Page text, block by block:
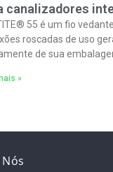
canalizadores
55 é um fio
roscadas de uso
de sua
»